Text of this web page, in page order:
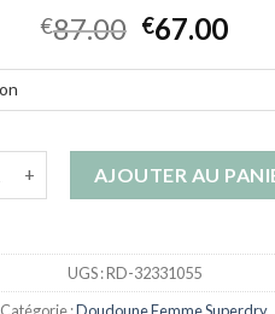
€87.00 €67.00
AJOUTER AU
UGS :RD-32331055
Catégorie :Doudoune Femme Superdry